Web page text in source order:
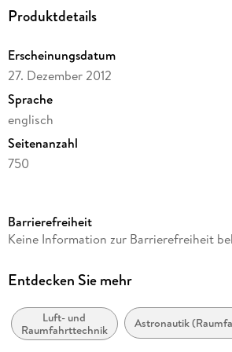
Produktdetails
Erscheinungsdatum
27. Dezember 2012
Sprache
englisch
Seitenanzahl
750
Reihe
Herausgegeben von
Wolfgang Nitsche, Inken Peltzer
Verlag/Hersteller
Barrierefreiheit
Keine Information zur Barrierefreiheit
Entdecken Sie mehr
Luft- und
Raumfahrttechnik
Astronautik